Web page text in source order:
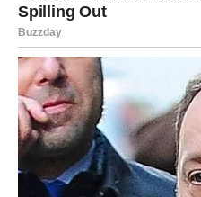
Pred vama su veoma
STRIJELAC
Nova poznanstva i spontani
pozitivne energije.
Jedna osoba mogla bi vas